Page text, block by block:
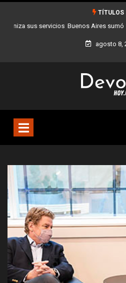
TÍTULOS
Buenos Aires sumó 12 nuevos Bares
Ciudad
agosto 8,